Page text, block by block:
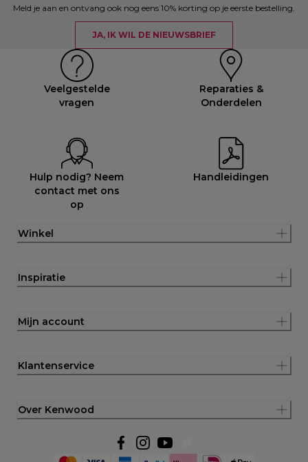
Meld je aan en ontvang ook nog eens 10% korting op je eerste bestelling.
JA, IK WIL DE NIEUWSBRIEF
Veelgestelde
vragen
Reparaties &
Onderdelen
Hulp nodig? Neem
contact met ons
op
Handleidingen
Winkel
Inspiratie
Mijn account
Klantenservice
Over Kenwood